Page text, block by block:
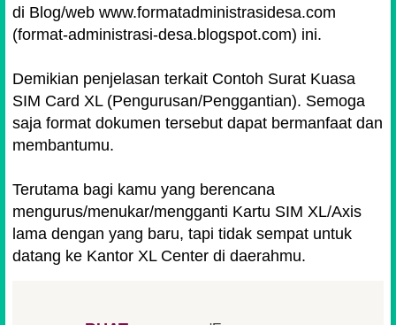
di Blog/web www.formatadministrasidesa.com
(format-administrasi-desa.blogspot.com) ini.
Demikian penjelasan terkait Contoh Surat Kuasa
SIM Card XL (Pengurusan/Penggantian). Semoga
saja format dokumen tersebut dapat bermanfaat dan
membantumu.
Terutama bagi kamu yang berencana
mengurus/menukar/mengganti Kartu SIM XL/Axis
lama dengan yang baru, tapi tidak sempat untuk
datang ke Kantor XL Center di daerahmu.